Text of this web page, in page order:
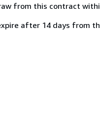
from this contract
after 14 days from